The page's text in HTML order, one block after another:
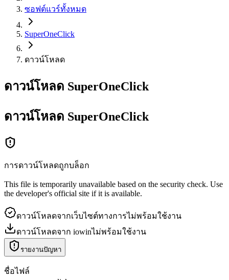
ซอฟต์แวร์ทั้งหมด
SuperOneClick
ดาวน์โหลด
ดาวน์โหลด SuperOneClick
ดาวน์โหลด SuperOneClick
การดาวน์โหลดถูกบล็อก
This file is temporarily unavailable based on the security check. Use
the developer's official site if it is available.
ดาวน์โหลดจากเว็บไซต์ทางการไม่พร้อมใช้งาน
ดาวน์โหลดจาก iowinไม่พร้อมใช้งาน
รายงานปัญหา
ชื่อไฟล์